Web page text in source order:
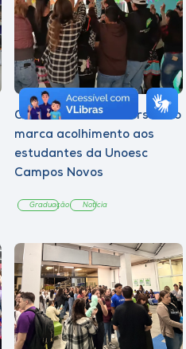
Quarto Arraiá Universitário
marca acolhimento aos
estudantes da Unoesc
Campos Novos
Graduação Notícia